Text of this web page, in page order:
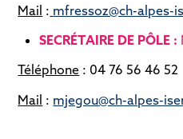
Mail : mfressoz@ch-alpes-
SECRÉTAIRE DE PÔLE :
Téléphone : 04 76 56 46 52
Mail : mjegou@ch-alpes-